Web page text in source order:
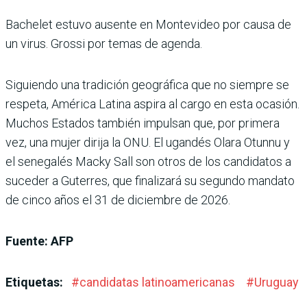
Bachelet estuvo ausente en Montevideo por causa de
un virus. Grossi por temas de agenda.
Siguiendo una tradición geográfica que no siempre se
respeta, América Latina aspira al cargo en esta ocasión.
Muchos Estados también impulsan que, por primera
vez, una mujer dirija la ONU. El ugandés Olara Otunnu y
el senegalés Macky Sall son otros de los candidatos a
suceder a Guterres, que finalizará su segundo mandato
de cinco años el 31 de diciembre de 2026.
Fuente: AFP
Etiquetas: #candidatas latinoamericanas #Uruguay